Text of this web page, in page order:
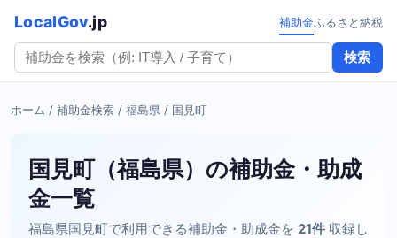
LocalGov.jp
検索
補助金ふるさと納税
ホーム / 補助金検索 / 福島県 / 国見町
国見町（福島県）の補助金・助成
金一覧
福島県国見町で利用できる補助金・助成金を 21件 収録し